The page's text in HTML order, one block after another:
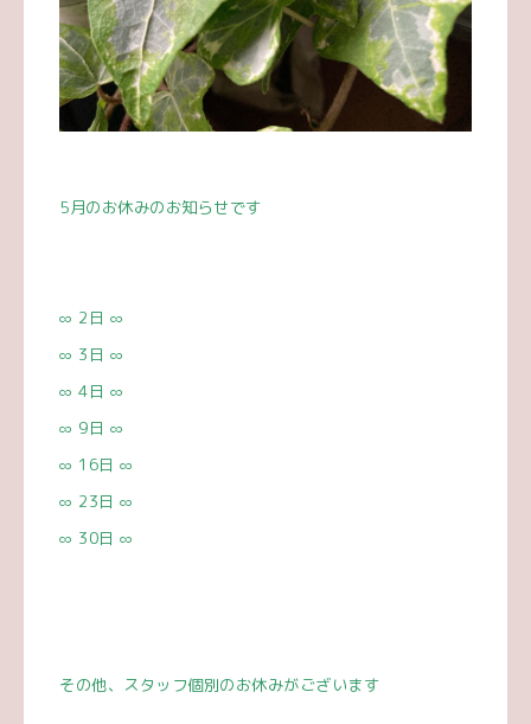
5月のお休みのお知らせです
∞ 2 日 ∞
∞ 3 日 ∞
∞ 4日 ∞
∞ 9日 ∞
∞ 16日 ∞
∞ 23日 ∞
∞ 30日 ∞
その他、スタッフ個別のお休みがございます